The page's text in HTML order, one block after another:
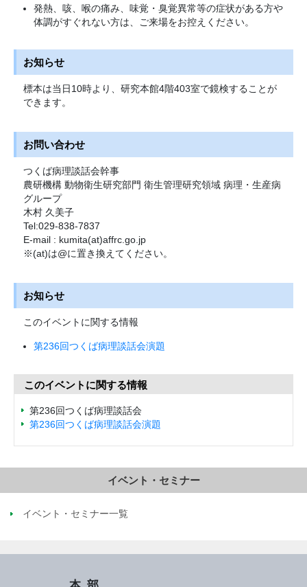
発熱、咳、喉の痛み、味覚・臭覚異常等の症状がある方や
体調がすぐれない方は、ご来場をお控えください。
お知らせ
標本は当日10時より、研究本館4階403室で鏡検することが
できます。
お問い合わせ
つくば病理談話会幹事
農研機構 動物衛生研究部門 衛生管理研究領域 病理・生産病
グループ
木村 久美子
Tel:029-838-7837
E-mail : kumita(at)affrc.go.jp
※(at)は@に置き換えてください。
お知らせ
このイベントに関する情報
第236回つくば病理談話会演題
このイベントに関する情報
第236回つくば病理談話会
第236回つくば病理談話会演題
イベント・セミナー
イベント・セミナー一覧